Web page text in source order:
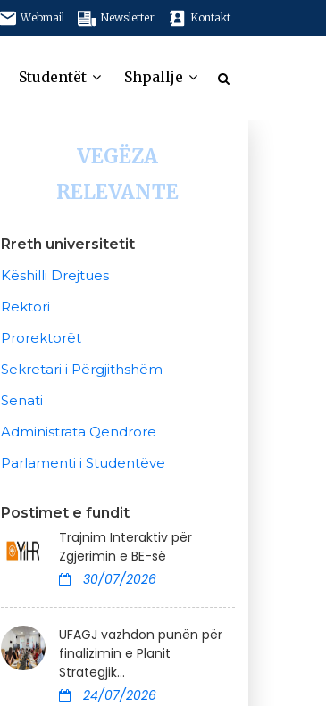
Webmail Newsletter Kontakt
Studentët Shpallje
VEGËZA
RELEVANTE
Rreth universitetit
Këshilli Drejtues
Rektori
Prorektorët
Sekretari i Përgjithshëm
Senati
Administrata Qendrore
Parlamenti i Studentëve
Postimet e fundit
Trajnim Interaktiv për
Zgjerimin e BE-së
30/07/2026
UFAGJ vazhdon punën për
finalizimin e Planit
Strategjik...
24/07/2026